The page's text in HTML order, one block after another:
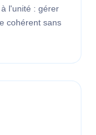
l'unité : gérer
cohérent sans